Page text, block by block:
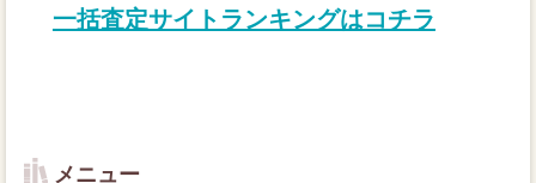
一括査定サイトランキングはコチラ
メニュー